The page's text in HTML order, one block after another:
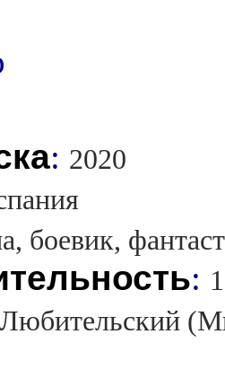
: 2020
боевик,
:
Любительский